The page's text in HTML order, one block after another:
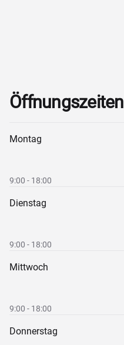
Öffnungszeiten
Montag
9:00 - 18:00
Dienstag
9:00 - 18:00
Mittwoch
9:00 - 18:00
Donnerstag